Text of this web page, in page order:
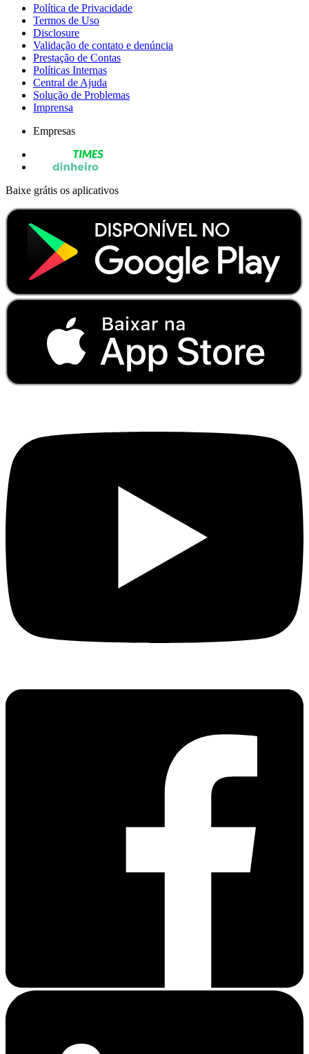
Política de Privacidade
Termos de Uso
Disclosure
Validação de contato e denúncia
Prestação de Contas
Políticas Internas
Central de Ajuda
Solução de Problemas
Imprensa
Empresas
Baixe grátis os aplicativos